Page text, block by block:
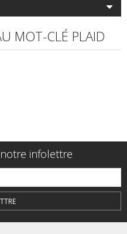
MOT-CLÉ PLAID
infolettre